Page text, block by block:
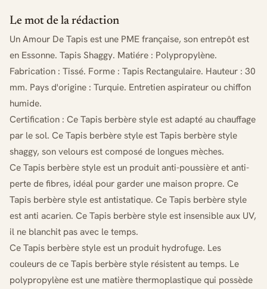
Le mot de la rédaction
Un Amour De Tapis est une PME française, son entrepôt est
en Essonne. Tapis Shaggy. Matiére : Polypropylène.
Fabrication : Tissé. Forme : Tapis Rectangulaire. Hauteur : 30
mm. Pays d'origine : Turquie. Entretien aspirateur ou chiffon
humide.
Certification : Ce Tapis berbère style est adapté au chauffage
par le sol. Ce Tapis berbère style est Tapis berbère style
shaggy, son velours est composé de longues mèches.
Ce Tapis berbère style est un produit anti-poussière et anti-
perte de fibres, idéal pour garder une maison propre. Ce
Tapis berbère style est antistatique. Ce Tapis berbère style
est anti acarien. Ce Tapis berbère style est insensible aux UV,
il ne blanchit pas avec le temps.
Ce Tapis berbère style est un produit hydrofuge. Les
couleurs de ce Tapis berbère style résistent au temps. Le
polypropylène est une matière thermoplastique qui possède